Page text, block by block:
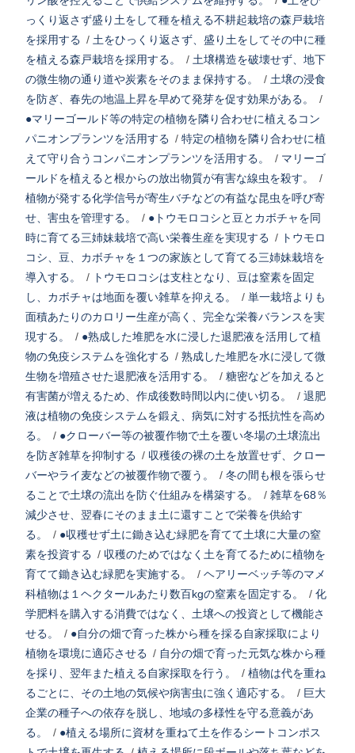
っくり返さず盛り土をして種を植える不耕起栽培の森戸栽培
を採用する / 土をひっくり返さず、盛り土をしてその中に種
を植える森戸栽培を採用する。
/ 土壌構造を破壊せず、地下
の微生物の通り道や炭素をそのまま保持する。
/ 土壌の浸食
を防ぎ、春先の地温上昇を早めて発芽を促す効果がある。
/
●マリーゴールド等の特定の植物を隣り合わせに植えるコン
パニオンプランツを活用する / 特定の植物を隣り合わせに植
えて守り合うコンパニオンプランツを活用する。
/ マリーゴ
ールドを植えると根からの放出物質が有害な線虫を殺す。
/
植物が発する化学信号が寄生バチなどの有益な昆虫を呼び寄
せ、害虫を管理する。
/ ●トウモロコシと豆とカボチャを同
時に育てる三姉妹栽培で高い栄養生産を実現する / トウモロ
コシ、豆、カボチャを１つの家族として育てる三姉妹栽培を
導入する。
/ トウモロコシは支柱となり、豆は窒素を固定
し、カボチャは地面を覆い雑草を抑える。
/ 単一栽培よりも
面積あたりのカロリー生産が高く、完全な栄養バランスを実
現する。
/ ●熟成した堆肥を水に浸した退肥液を活用して植
物の免疫システムを強化する / 熟成した堆肥を水に浸して微
生物を増殖させた退肥液を活用する。
/ 糖密などを加えると
有害菌が増えるため、作成後数時間以内に使い切る。
/ 退肥
液は植物の免疫システムを鍛え、病気に対する抵抗性を高め
る。
/ ●クローバー等の被覆作物で土を覆い冬場の土壌流出
を防ぎ雑草を抑制する / 収穫後の裸の土を放置せず、クロー
バーやライ麦などの被覆作物で覆う。
/ 冬の間も根を張らせ
ることで土壌の流出を防ぐ仕組みを構築する。
/ 雑草を68％
減少させ、翌春にそのまま土に還すことで栄養を供給す
る。
/ ●収穫せず土に鋤き込む緑肥を育てて土壌に大量の窒
素を投資する / 収穫のためではなく土を育てるために植物を
育てて鋤き込む緑肥を実施する。
/ ヘアリーベッチ等のマメ
科植物は１ヘクタールあたり数百kgの窒素を固定する。
/ 化
学肥料を購入する消費ではなく、土壌への投資として機能さ
せる。
/ ●自分の畑で育った株から種を採る自家採取により
植物を環境に適応させる / 自分の畑で育った元気な株から種
を採り、翌年また植える自家採取を行う。
/ 植物は代を重ね
るごとに、その土地の気候や病害虫に強く適応する。
/ 巨大
企業の種子への依存を脱し、地域の多様性を守る意義があ
る。
/ ●植える場所に資材を重ねて土を作るシートコンポス